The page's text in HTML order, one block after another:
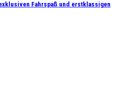
Fahrspaß und erstklassigen